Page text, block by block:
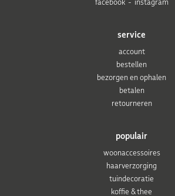
populair
woonaccessoires
haarverzorging
tuindecoratie
koffie & thee
service
account
bestellen
bezorgen en ophalen
betalen
retourneren
facebook
instagram